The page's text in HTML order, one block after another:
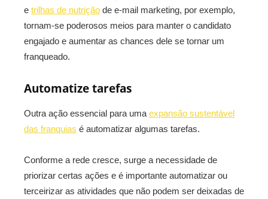
e trilhas de nutrição de e-mail marketing, por exemplo,
tornam-se poderosos meios para manter o candidato
engajado e aumentar as chances dele se tornar um
franqueado.
Automatize tarefas
Outra ação essencial para uma expansão sustentável
das franquias é automatizar algumas tarefas.
Conforme a rede cresce, surge a necessidade de
priorizar certas ações e é importante automatizar ou
terceirizar as atividades que não podem ser deixadas de